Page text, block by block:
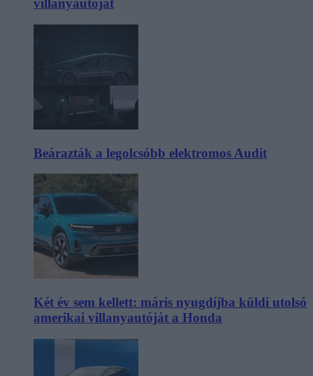
villanyautóját
Beárazták a legolcsóbb elektromos Audit
Két év sem kellett: máris nyugdíjba küldi utolsó
amerikai villanyautóját a Honda